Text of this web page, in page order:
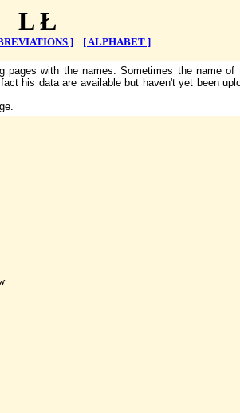
L Ł
] [ ALPHABET ]
pages with the names. Sometimes the name of
his data are available but haven't yet been